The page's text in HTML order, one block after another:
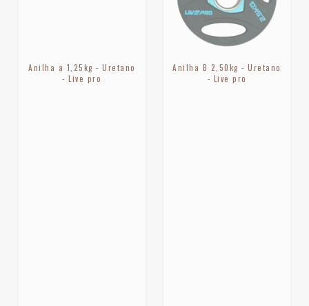
Anilha a 1,25kg - Uretano
- Live pro
Anilha B 2,50kg - Uretano
- Live pro